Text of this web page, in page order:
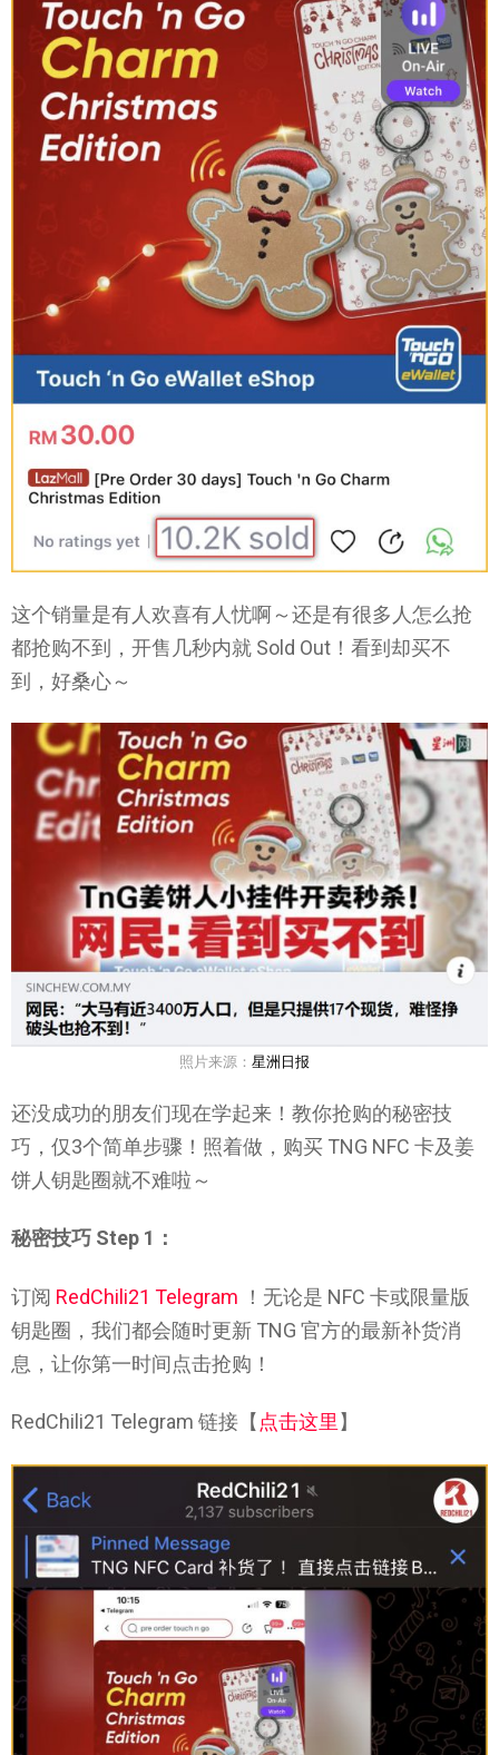
这个销量是有人欢喜有人忧啊～还是有很多人怎么抢
都抢购不到，开售几秒内就 Sold Out！看到却买不
到，好桑心～
照片来源： 星洲日报
还没成功的朋友们现在学起来！教你抢购的秘密技
巧，仅3个简单步骤！照着做，购买 TNG NFC 卡及姜
饼人钥匙圈就不难啦～
秘密技巧 Step 1：
订阅 RedChili21 Telegram ！无论是 NFC 卡或限量版
钥匙圈，我们都会随时更新 TNG 官方的最新补货消
息，让你第一时间点击抢购！
RedChili21 Telegram 链接【 点击这里 】